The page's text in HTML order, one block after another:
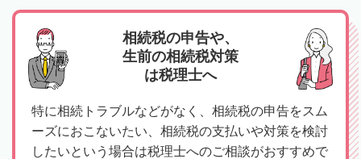
相続税の申告や、
生前の相続税対策
は税理士へ
特に相続トラブルなどがなく、相続税の申告をスム
ーズにおこないたい、相続税の支払いや対策を検討
したいという場合は税理士へのご相談がおすすめで